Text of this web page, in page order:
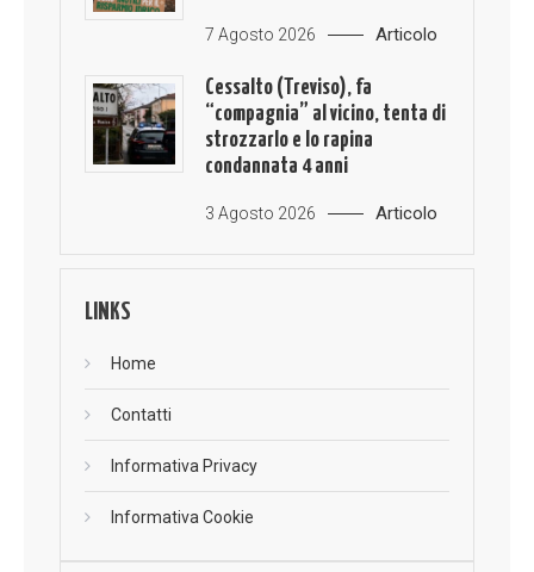
7 Agosto 2026 Articolo
Cessalto (Treviso), fa
“compagnia” al vicino, tenta di
strozzarlo e lo rapina
condannata 4 anni
3 Agosto 2026 Articolo
LINKS
Home
Contatti
Informativa Privacy
Informativa Cookie